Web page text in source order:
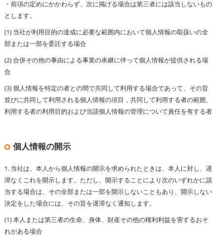
・前項の定めにかかわらず、次に掲げる場合は第三者には該当しないもの
とします。
(1) 当社が利用目的の達成に必要な範囲内において個人情報の取扱いの全
部または一部を委託する場合
(2) 合併その他の事由による事業の承継に伴って個人情報が提供される場
合
(3) 個人情報を特定の者との間で共同して利用する場合であって、その旨
並びに共同して利用される個人情報の項目，共同して利用する者の範囲、
利用する者の利用目的および当該個人情報の管理について責任を有する者
個人情報の開示
1. 当社は、本人から個人情報の開示を求められたときは、本人に対し、遅
滞なくこれを開示します。ただし、開示することにより次のいずれかに該
当する場合は、その全部または一部を開示しないこともあり、開示しない
決定をした場合には、その旨を遅滞なく通知します。
(1) 本人または第三者の生命、身体、財産その他の権利利益を害するおそ
れがある場合